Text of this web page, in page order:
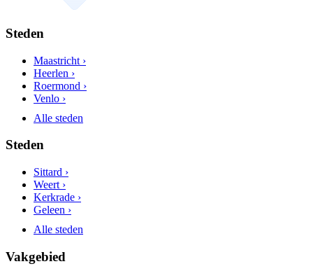
Steden
Maastricht ›
Heerlen ›
Roermond ›
Venlo ›
Alle steden
Steden
Sittard ›
Weert ›
Kerkrade ›
Geleen ›
Alle steden
Vakgebied